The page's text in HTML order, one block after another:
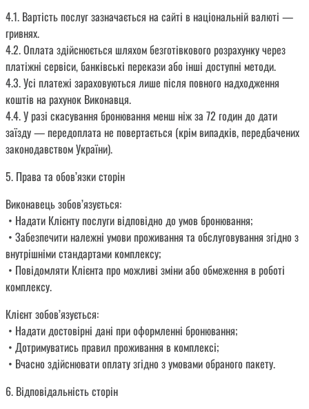
4.1. Вартість послуг зазначається на сайті в національній валюті —
гривнях.
4.2. Оплата здійснюється шляхом безготівкового розрахунку через
платіжні сервіси, банківські перекази або інші доступні методи.
4.3. Усі платежі зараховуються лише після повного надходження
коштів на рахунок Виконавця.
4.4. У разі скасування бронювання менш ніж за 72 годин до дати
заїзду — передоплата не повертається (крім випадків, передбачених
законодавством України).
5. Права та обов’язки сторін
Виконавець зобов’язується:
• Надати Клієнту послуги відповідно до умов бронювання;
• Забезпечити належні умови проживання та обслуговування згідно з
внутрішніми стандартами комплексу;
• Повідомляти Клієнта про можливі зміни або обмеження в роботі
комплексу.
Клієнт зобов’язується:
• Надати достовірні дані при оформленні бронювання;
• Дотримуватись правил проживання в комплексі;
• Вчасно здійснювати оплату згідно з умовами обраного пакету.
6. Відповідальність сторін